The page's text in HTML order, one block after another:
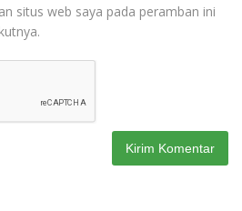
situs web saya pada peramban ini